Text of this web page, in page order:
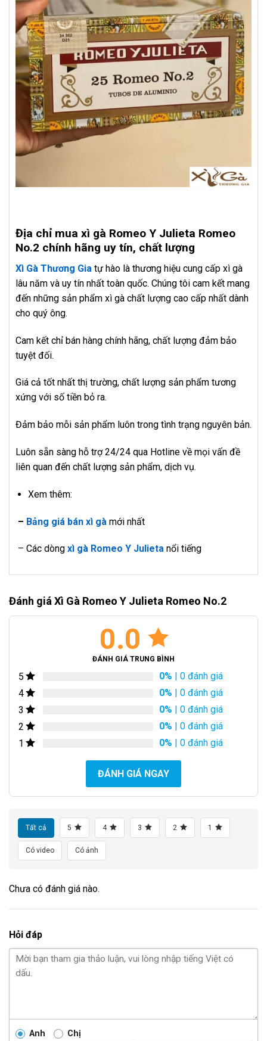
Địa chỉ mua xì gà Romeo Y Julieta Romeo
No.2 chính hãng uy tín, chất lượng
Xì Gà Thương Gia tự hào là thương hiệu cung cấp xì gà
lâu năm và uy tín nhất toàn quốc. Chúng tôi cam kết mang
đến những sản phẩm xì gà chất lượng cao cấp nhất dành
cho quý ông.
Cam kết chỉ bán hàng chính hãng, chất lượng đảm bảo
tuyệt đối.
Giá cả tốt nhất thị trường, chất lượng sản phẩm tương
xứng với số tiền bỏ ra.
Đảm bảo mỗi sản phẩm luôn trong tình trạng nguyên bản.
Luôn sẵn sàng hỗ trợ 24/24 qua Hotline về mọi vấn đề
liên quan đến chất lượng sản phẩm, dịch vụ.
Xem thêm:
– Bảng giá bán xì gà mới nhất
– Các dòng xì gà Romeo Y Julieta nổi tiếng
Đánh giá Xì Gà Romeo Y Julieta Romeo No.2
0.0
ĐÁNH GIÁ TRUNG BÌNH
5 0% | 0 đánh giá
4
0% | 0 đánh giá
3
0% | 0 đánh giá
2
0% | 0 đánh giá
1
0% | 0 đánh giá
ĐÁNH GIÁ NGAY
Tất cả 5 4 3 2 1
Có video Có ảnh
Chưa có đánh giá nào.
Hỏi đáp
Anh Chị